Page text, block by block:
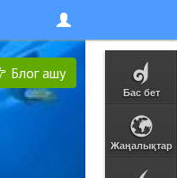
Бас бет
Жаңалықтар
Блог ашу